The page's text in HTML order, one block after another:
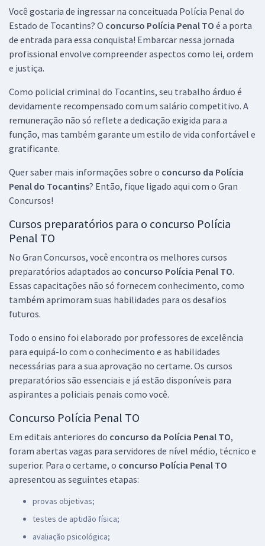
Você gostaria de ingressar na conceituada Polícia Penal do
Estado de Tocantins? O concurso Polícia Penal TO é a porta
de entrada para essa conquista! Embarcar nessa jornada
profissional envolve compreender aspectos como lei, ordem
e justiça.
Como policial criminal do Tocantins, seu trabalho árduo é
devidamente recompensado com um salário competitivo. A
remuneração não só reflete a dedicação exigida para a
função, mas também garante um estilo de vida confortável e
gratificante.
Quer saber mais informações sobre o concurso da Polícia
Penal do Tocantins? Então, fique ligado aqui com o Gran
Concursos!
Cursos preparatórios para o concurso Polícia
Penal TO
No Gran Concursos, você encontra os melhores cursos
preparatórios adaptados ao concurso Polícia Penal TO.
Essas capacitações não só fornecem conhecimento, como
também aprimoram suas habilidades para os desafios
futuros.
Todo o ensino foi elaborado por professores de excelência
para equipá-lo com o conhecimento e as habilidades
necessárias para a sua aprovação no certame. Os cursos
preparatórios são essenciais e já estão disponíveis para
aspirantes a policiais penais como você.
Concurso Polícia Penal TO
Em editais anteriores do concurso da Polícia Penal TO,
foram abertas vagas para servidores de nível médio, técnico e
superior. Para o certame, o concurso Polícia Penal TO
apresentou as seguintes etapas:
provas objetivas;
testes de aptidão física;
avaliação psicológica;